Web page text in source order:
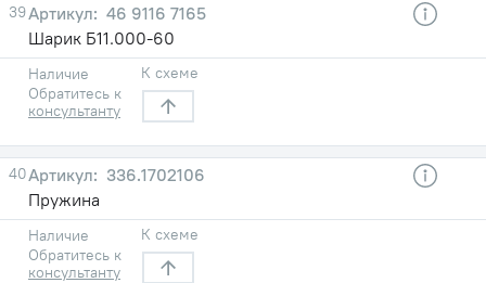
39
46 9116 7165
Шарик Б11.000-60
Наличие
Обратитесь к
консультанту
К схеме
40
336.1702106
Пружина
Наличие
Обратитесь к
консультанту
К схеме